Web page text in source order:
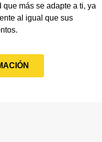
más se adapte a ti, ya
al igual que sus